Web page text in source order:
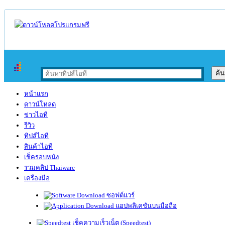
หน้าแรก
ดาวน์โหลด
ข่าวไอที
รีวิว
ทิปส์ไอที
สินค้าไอที
เช็ครอบหนัง
รวมคลิป Thaiware
เครื่องมือ
ซอฟต์แวร์
แอปพลิเคชันบนมือถือ
เช็คความเร็วเน็ต (Speedtest)